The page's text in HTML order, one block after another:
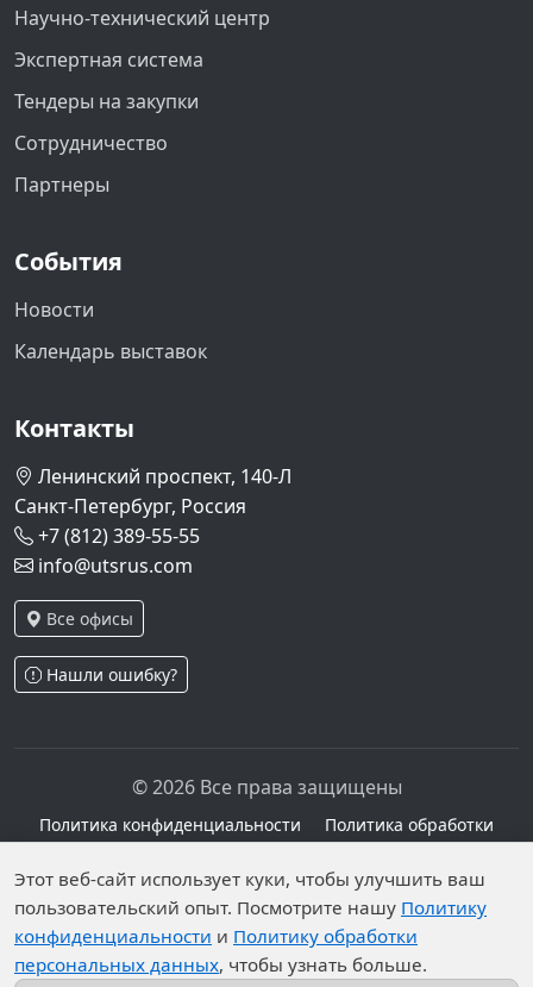
Научно-технический центр
Экспертная система
Тендеры на закупки
Сотрудничество
Партнеры
События
Новости
Календарь выставок
Контакты
Ленинский проспект, 140-Л
Санкт-Петербург, Россия
+7 (812) 389-55-55
info@utsrus.com
Все офисы
Нашли ошибку?
© 2026 Все права защищены
Политика конфиденциальности
Политика обработки
Персональные данные опубликованы на сайте при
наличии правовых оснований в соответствии с ч.1
ст.6 и ст.10.1 152-ФЗ. Субъектами установлены
запреты на обработку неограниченных кругом лиц
Этот веб-сайт использует куки, чтобы улучшить ваш
пользовательский опыт. Посмотрите нашу Политику
конфиденциальности и Политику обработки
персональных данных, чтобы узнать больше.